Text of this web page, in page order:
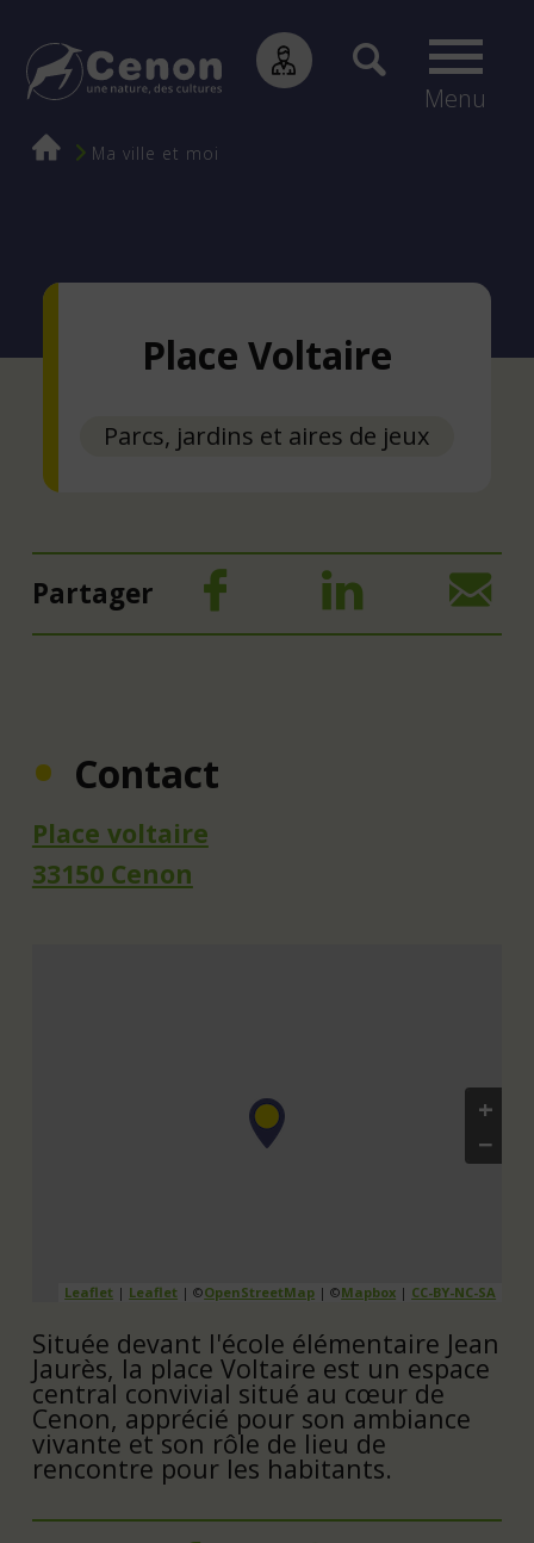
Menu
Fil
Ma ville et moi
Place Voltaire
Parcs, jardins et aires de jeux
Partager
Contact
Place voltaire
33150 Cenon
+
−
Leaflet | Leaflet | ©OpenStreetMap | ©Mapbox | CC-BY-NC-SA
Située devant l'école élémentaire Jean
Jaurès, la place Voltaire est un espace
central convivial situé au cœur de
Cenon, apprécié pour son ambiance
vivante et son rôle de lieu de
rencontre pour les habitants.